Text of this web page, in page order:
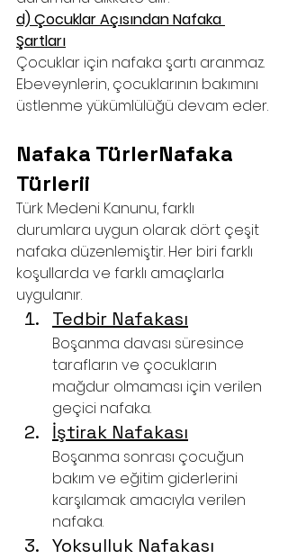
d) Çocuklar Açısından Nafaka
Şartları
Çocuklar için nafaka şartı aranmaz.
Ebeveynlerin, çocuklarının bakımını
üstlenme yükümlülüğü devam eder.
Nafaka TürlerNafaka
Türlerii
Türk Medeni Kanunu, farklı
durumlara uygun olarak dört çeşit
nafaka düzenlemiştir. Her biri farklı
koşullarda ve farklı amaçlarla
uygulanır.
Tedbir Nafakası
Boşanma davası süresince
tarafların ve çocukların
mağdur olmaması için verilen
geçici nafaka.
İştirak Nafakası
Boşanma sonrası çocuğun
bakım ve eğitim giderlerini
karşılamak amacıyla verilen
nafaka.
Yoksulluk Nafakası